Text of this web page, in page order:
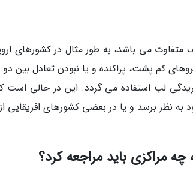
متفاوت می باشد، به طور مثال در کشورهای
کم پشت، پراکنده و یا نبودن تعادل بین دو
لب استفاده می گردد. این در حالی است
نظر برسد و یا در بعضی کشورهای افریقایی
مراکزی باید مراجعه کرد؟